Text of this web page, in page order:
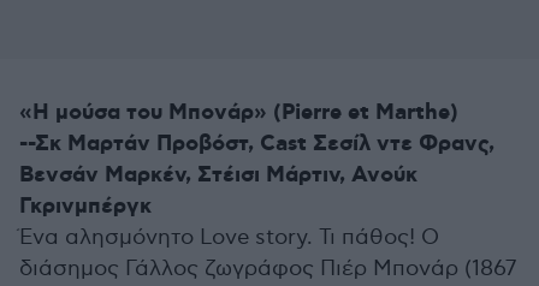
«Η μούσα του Μπονάρ» (Pierre et Marthe)
--Σκ Μαρτάν Προβόστ, Cast Σεσίλ ντε Φρανς,
Βενσάν Μαρκέν, Στέισι Μάρτιν, Ανούκ
Γκρινμπέργκ
Ένα αλησμόνητο Love story. Τι πάθος! Ο
διάσημος Γάλλος ζωγράφος Πιέρ Μπονάρ (1867